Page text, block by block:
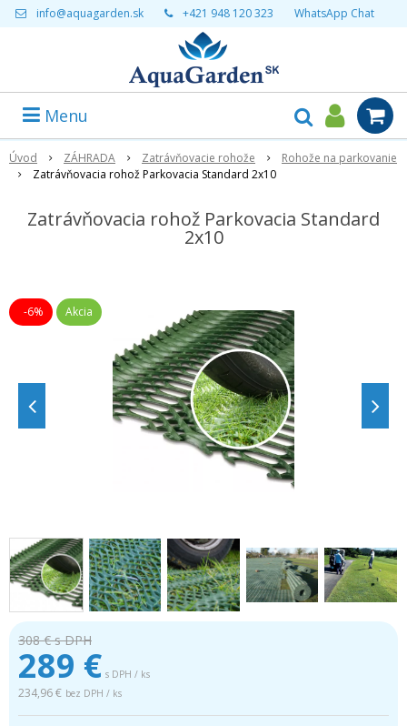
info@aquagarden.sk +421 948 120 323 WhatsApp Chat
Menu
Úvod ZÁHRADA Zatrávňovacie rohože
Rohože na parkovanie
Zatrávňovacia rohož Parkovacia Standard 2x10
Zatrávňovacia rohož Parkovacia Standard
2x10
-6% Akcia
308 €s DPH
289 € s DPH / ks
234,96 € bez DPH / ks